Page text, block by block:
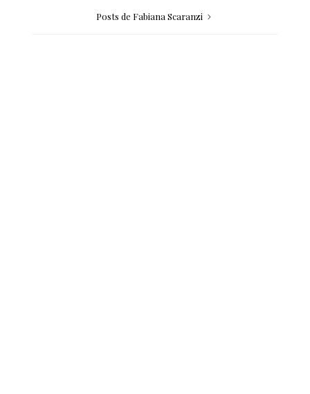
Posts de Fabiana Scaranzi